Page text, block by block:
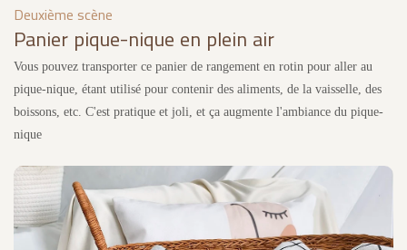
Deuxième scène
Panier pique-nique en plein air
Vous pouvez transporter ce panier de rangement en rotin pour aller au
pique-nique, étant utilisé pour contenir des aliments, de la vaisselle, des
boissons, etc. C'est pratique et joli, et ça augmente l'ambiance du pique-
nique